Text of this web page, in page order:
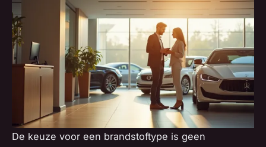
De keuze voor een brandstoftype is geen